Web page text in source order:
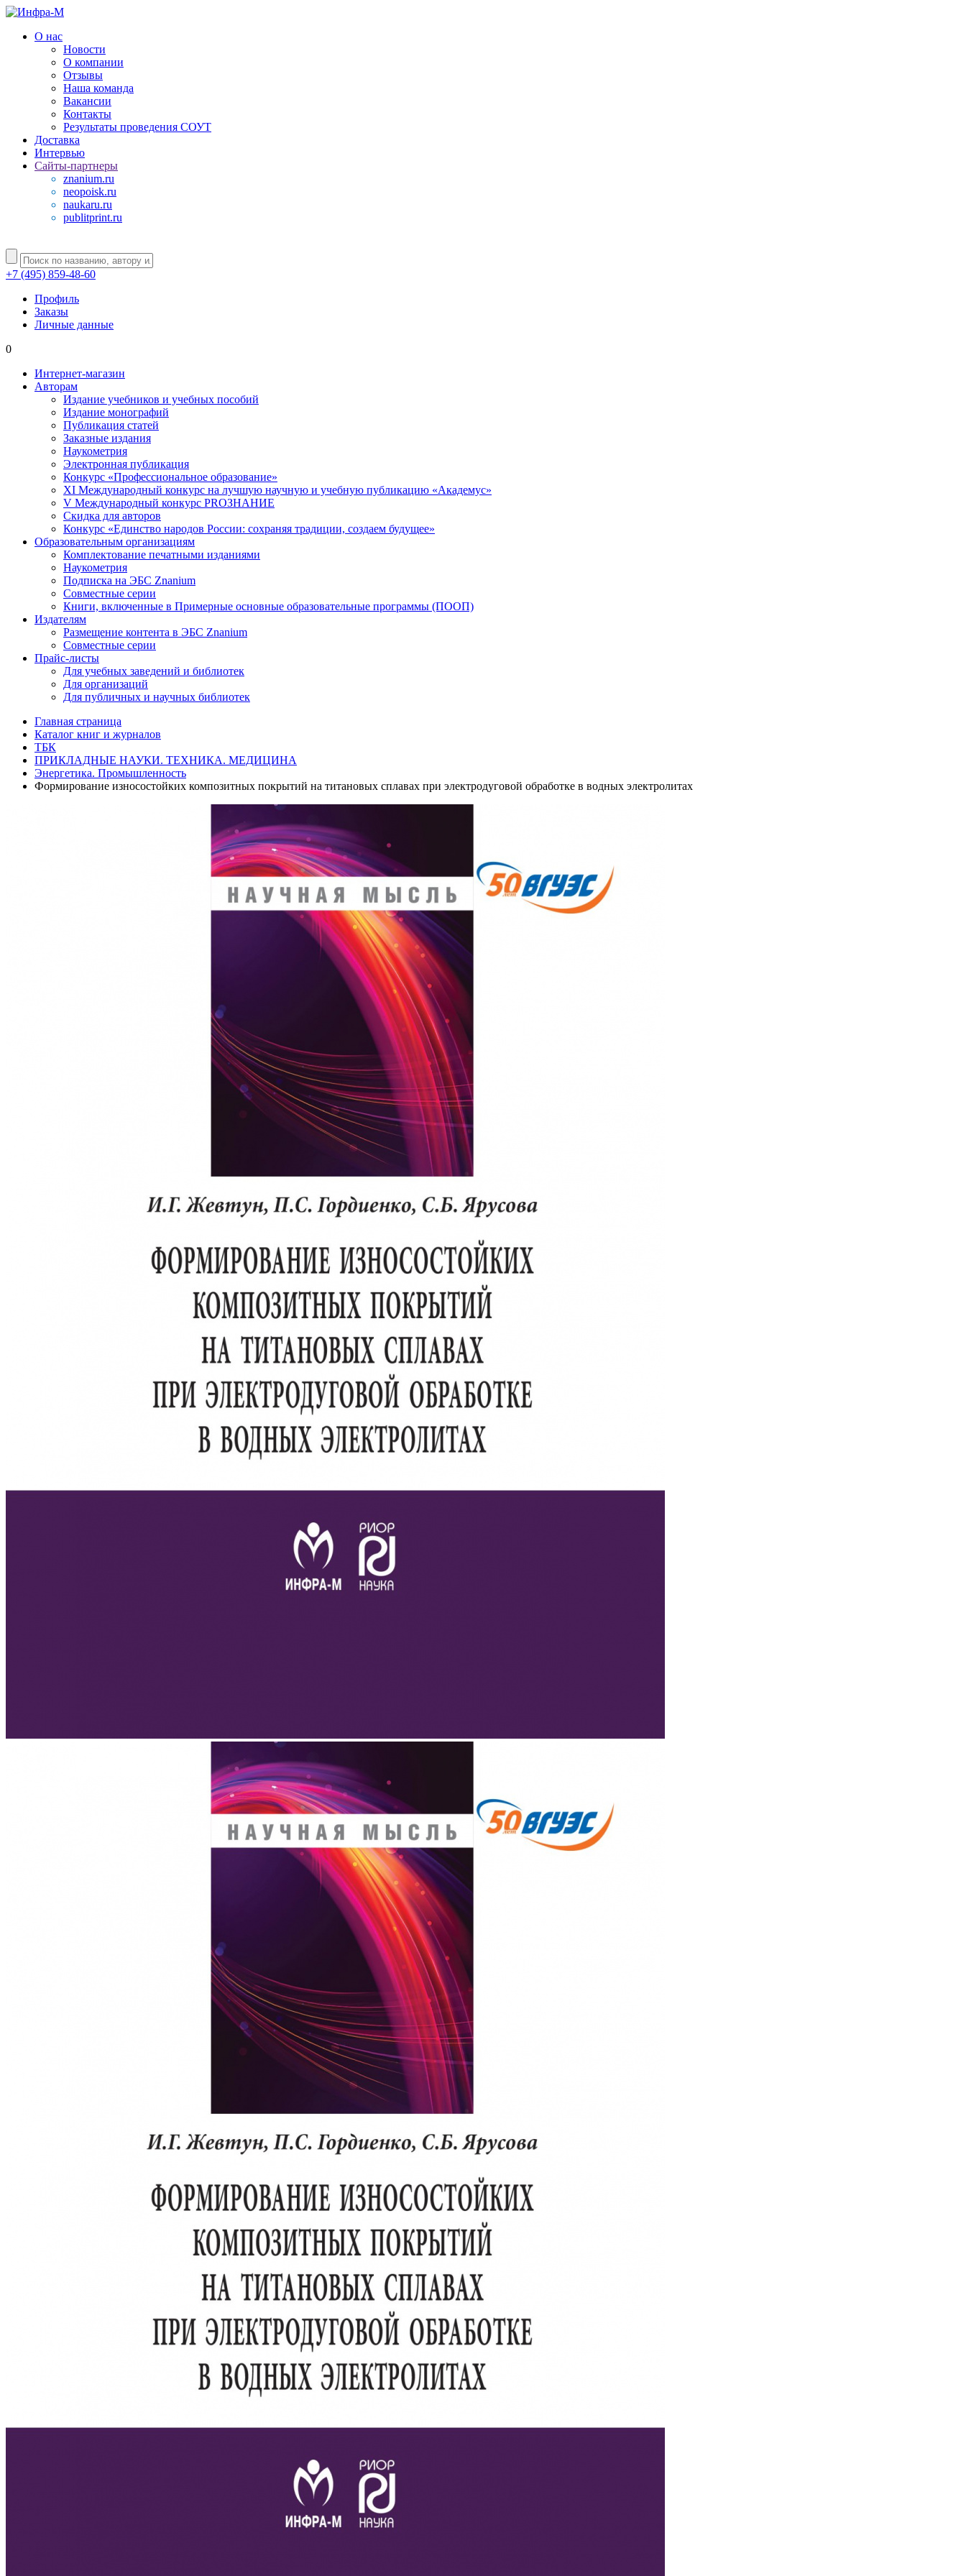
О нас
Новости
О компании
Отзывы
Наша команда
Вакансии
Контакты
Результаты проведения СОУТ
Доставка
Интервью
Сайты-партнеры
znanium.ru
neopoisk.ru
naukaru.ru
publitprint.ru
+7 (495) 859-48-60
Профиль
Заказы
Личные данные
0
Интернет-магазин
Авторам
Издание учебников и учебных пособий
Издание монографий
Публикация статей
Заказные издания
Наукометрия
Электронная публикация
Конкурс «Профессиональное образование»
XI Международный конкурс на лучшую научную и учебную публикацию «Академус»
V Международный конкурс PROЗНАНИЕ
Скидка для авторов
Конкурс «Единство народов России: сохраняя традиции, создаем будущее»
Образовательным организациям
Комплектование печатными изданиями
Наукометрия
Подписка на ЭБС Znanium
Совместные серии
Книги, включенные в Примерные основные образовательные программы (ПООП)
Издателям
Размещение контента в ЭБС Znanium
Совместные серии
Прайс-листы
Для учебных заведений и библиотек
Для организаций
Для публичных и научных библиотек
Главная страница
Каталог книг и журналов
ТБК
ПРИКЛАДНЫЕ НАУКИ. ТЕХНИКА. МЕДИЦИНА
Энергетика. Промышленность
Формирование износостойких композитных покрытий на титановых сплавах при электродуговой обработке в водных электролитах